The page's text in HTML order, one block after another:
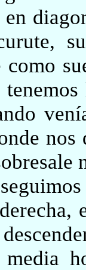
en
como
nos
media